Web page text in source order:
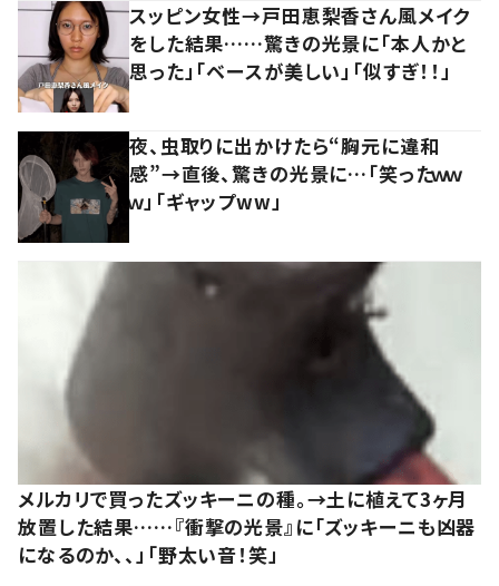
スッピン女性→戸田恵梨香さん風メイク
をした結果……驚きの光景に「本人かと
思った」「ベースが美しい」「似すぎ！！」
夜、虫取りに出かけたら“胸元に違和
感”→直後、驚きの光景に…「笑ったｗｗ
ｗ」「ギャップww」
メルカリで買ったズッキーニの種。→土に植えて3ヶ月
放置した結果……『衝撃の光景』に「ズッキーニも凶器
になるのか、、」「野太い音！笑」